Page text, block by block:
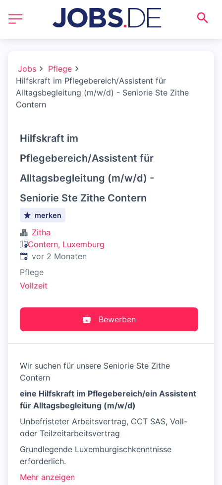
Jobs
Pflege
Hilfskraft im Pflegebereich/Assistent für
Alltagsbegleitung (m/w/d) - Seniorie Ste Zithe
Contern
Hilfskraft im
Pflegebereich/Assistent für
Alltagsbegleitung (m/w/d) -
Seniorie Ste Zithe Contern
merken
Zitha
Contern, Luxemburg
Veröffentlicht:
vor 2 Monaten
Pflege
Vollzeit
Bewerben
Wir suchen für unsere Seniorie Ste Zithe
Contern
eine Hilfskraft im Pflegebereich/ein Assistent
für Alltagsbegleitung (m/w/d)
Unbefristeter Arbeitsvertrag, CCT SAS, Voll-
oder Teilzeitarbeitsvertrag
Grundlegende Luxemburgischkenntnisse
erforderlich.
Mehr anzeigen